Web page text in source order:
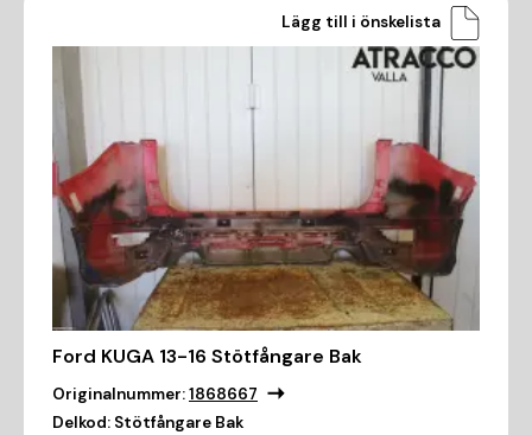
Lägg till i önskelista
Ford KUGA 13-16 Stötfångare Bak
Originalnummer:1868667
Delkod: Stötfångare Bak